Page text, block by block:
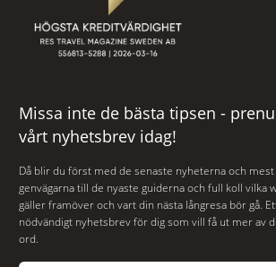
Missa inte de bästa tipsen -
vårt nyhetsbrev idag!
Då blir du först med de senaste nyheterna och
genvägarna till de nyaste guiderna och full koll vilka
gäller framöver och vart din nästa långresa bör gå.
nödvändigt nyhetsbrev för dig som vill få ut mer av
ord.